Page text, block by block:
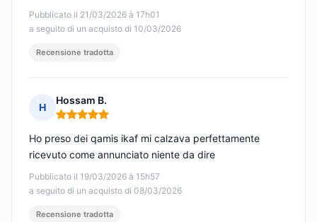
Pubblicato il 21/03/2026 à 17h01
a seguito di un acquisto di 10/03/2026
Recensione tradotta
H
Hossam B.
Nota: 5 su 5
Pubblicato il 19/03/2026 à 15h57
a seguito di un acquisto di 08/03/2026
Ho preso dei qamis ikaf mi calzava perfettamente
ricevuto come annunciato niente da dire
Recensione tradotta